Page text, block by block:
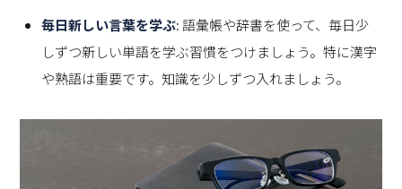
毎日新しい言葉を学ぶ: 語彙帳や辞書を使って、毎日少
しずつ新しい単語を学ぶ習慣をつけましょう。特に漢字
や熟語は重要です。知識を少しずつ入れましょう。